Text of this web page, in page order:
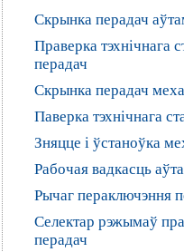
Скрынка перадач
Праверка тэхнічнага
перадач
Скрынка перадач
Паверка тэхнічнага
Зняцце і ўстаноўка
Рабочая вадкасць
Рычаг пераключэння
Селектар рэжымаў
перадач